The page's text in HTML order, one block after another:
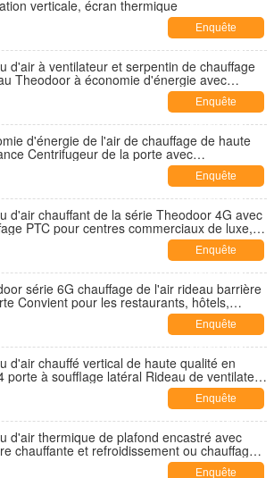
verticale, écran thermique
Enquête
maintenant
d'air à ventilateur et serpentin de chauffage
Theodoor à économie d'énergie avec
Enquête
maintenant
d'énergie de l'air de chauffage de haute
Centrifugeur de la porte avec
Enquête
maintenant
d'air chauffant de la série Theodoor 4G avec
PTC pour centres commerciaux de luxe,
Enquête
maintenant
série 6G chauffage de l'air rideau barrière
Convient pour les restaurants, hôtels,
Enquête
maintenant
d'air chauffé vertical de haute qualité en
porte à soufflage latéral Rideau de ventilateur
Enquête
maintenant
d'air thermique de plafond encastré avec
chauffante et refroidissement ou chauffage
Enquête